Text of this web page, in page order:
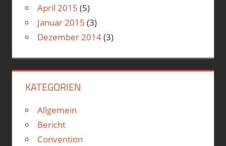
April 2015 (5)
Januar 2015 (3)
Dezember 2014(3)
KATEGORIEN
Allgemein
Bericht
Convention